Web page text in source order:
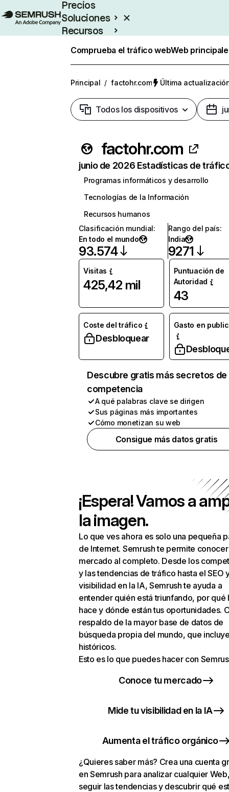
Precios
Soluciones
Recursos
Comprueba el tráfico webWeb
Principal / factohr.com Última
Todos los dispositivos
factohr.com
junio de 2026 Estadísticas de
Programas informáticos y desarrollo
Tecnologías de la Información
Recursos humanos
Clasificación mundial:
En todo el mundo
93.574
Rango del país:
India
9271
Visitas
425,42 mil
Puntuación de
Autoridad
43
Coste del tráfico
Desbloquear
Gasto en
Descubre gratis más secretos de
competencia
A qué palabras clave se dirigen
Sus páginas más importantes
Cómo monetizan su web
Consigue más datos gratis
¡Espera! Vamos a
la imagen.
Lo que ves ahora es solo una pequeña
de Internet. Semrush te permite
mercado al completo. Desde los
y las tendencias de tráfico hasta el SEO
visibilidad en la IA, Semrush te ayuda a
entender quién está triunfando, por qué
hace y dónde están tus oportunidades.
respaldo de la mayor base de datos de
búsqueda propia del mundo, que
históricos.
Esto es lo que puedes hacer con
Conoce tu mercado
Mide tu visibilidad en la IA
Aumenta el tráfico orgánico
¿Quieres saber más? Crea una cuenta
en Semrush para analizar cualquier
seguir las tendencias y descubrir qué